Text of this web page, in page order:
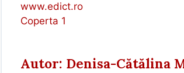
www.edict.ro
Coperta 1
Autor: Denisa-Cătălina